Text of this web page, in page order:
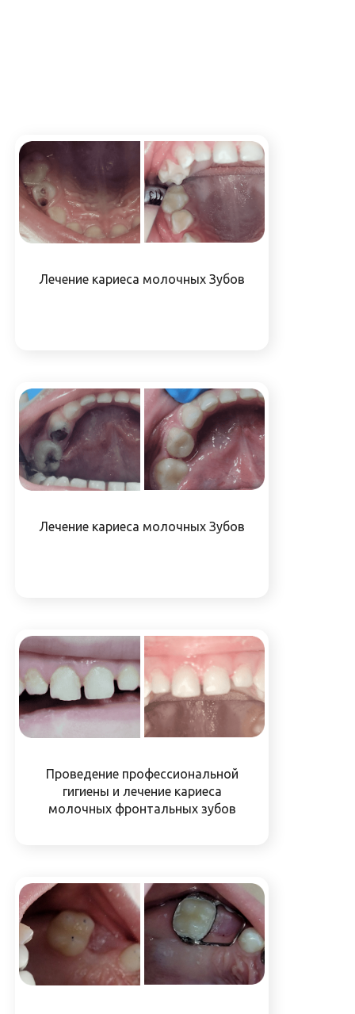
Лечение кариеса молочных Зубов
Лечение кариеса молочных Зубов
Проведение профессиональной
гигиены и лечение кариеса
молочных фронтальных зубов